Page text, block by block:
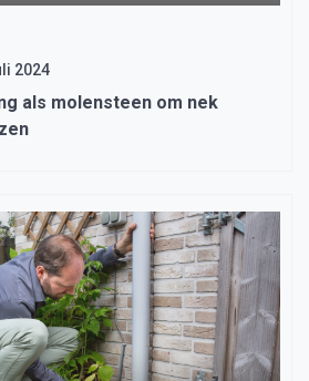
2024
als molensteen om nek